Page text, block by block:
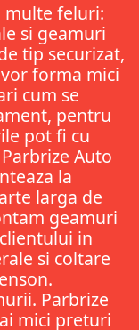
multe feluri:
si geamuri
tip securizat,
forma mici
cum se
pentru
pot fi cu
Auto
la
larga de
geamuri
in
si coltare
Parbrize
mici preturi